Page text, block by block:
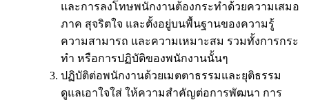
และการลงโทษพนักงานต้องกระทำด้วยความเสมอ
ภาค สุจริตใจ และตั้งอยู่บนพื้นฐานของความรู้
ความสามารถ และความเหมาะสม รวมทั้งการกระ
ทำ หรือการปฏิบัติของพนักงานนั้นๆ
ปฏิบัติต่อพนักงานด้วยเมตตาธรรมและยุติธรรม
ดูแลเอาใจใส่ ให้ความสำคัญต่อการพัฒนา การ